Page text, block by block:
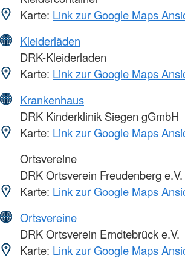
Karte: Link zur Google Maps
Kleiderläden
DRK-Kleiderladen
Karte: Link zur Google Maps
Krankenhaus
DRK Kinderklinik Siegen gGmbH
Karte: Link zur Google Maps
Ortsvereine
DRK Ortsverein Freudenberg e.V.
Karte: Link zur Google Maps
Ortsvereine
DRK Ortsverein Erndtebrück e.V.
Karte: Link zur Google Maps